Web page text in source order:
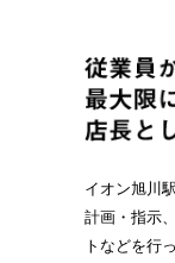
イオン旭川
計画・指示
トなどを行